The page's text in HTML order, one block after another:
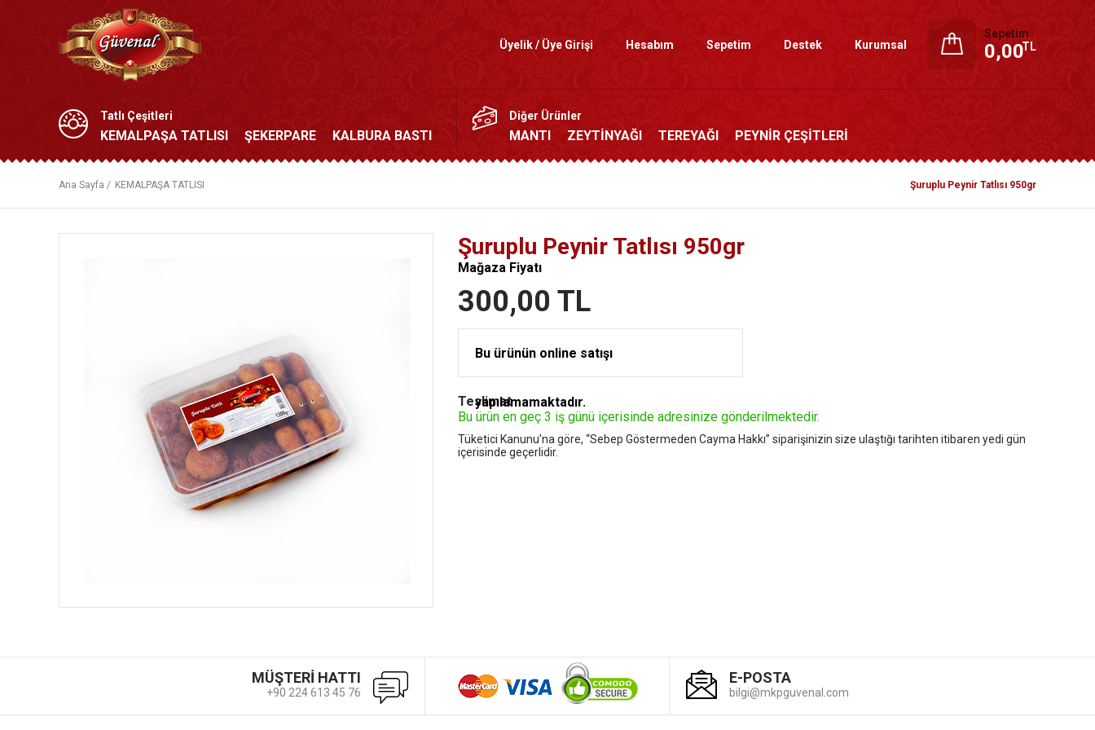
Sepetim
0,00TL
Üyelik / Üye Girişi Hesabım Sepetim Destek Kurumsal
Tatlı Çeşitleri
KEMALPAŞA TATLISI ŞEKERPARE KALBURA BASTI
Diğer Ürünler
MANTI ZEYTİNYAĞI TEREYAĞI PEYNİR ÇEŞİTLERİ
Ana Sayfa / KEMALPAŞA TATLISI Şuruplu Peynir Tatlısı 950gr
Şuruplu Peynir Tatlısı 950gr
Mağaza Fiyatı
300,00 TL
Bu ürünün online satışı
yapılamamaktadır.
Teslimat
Bu ürün en geç 3 iş günü içerisinde adresinize gönderilmektedir.
Tüketici Kanunu’na göre, “Sebep Göstermeden Cayma Hakkı” siparişinizin size ulaştığı tarihten itibaren yedi gün
içerisinde geçerlidir.
MÜŞTERİ HATTI
+90 224 613 45 76
E-POSTA
bilgi@mkpguvenal.com